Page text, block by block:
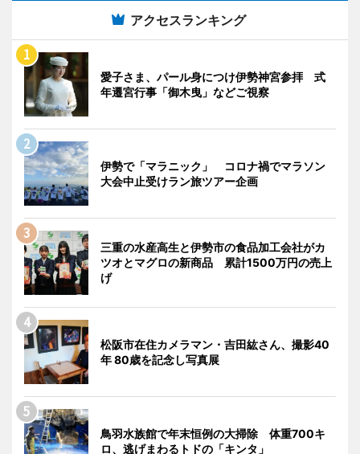
アクセスランキング
愛子さま、パール身につけ伊勢神宮参拝 式
年遷宮行事「御木曳」などご視察
伊勢で「マラニック」 コロナ禍でマラソン
大会中止受けラン旅ツアー企画
三重の水産高生と伊勢市の食品加工会社がカ
ツオとマグロの新商品 累計1500万円の売上
げ
松阪市在住カメラマン・吉田紘さん、撮影40
年 80歳を記念し写真展
鳥羽水族館で年末恒例の大掃除 体重700キ
ロ、逃げまわるトドの「キンタ」